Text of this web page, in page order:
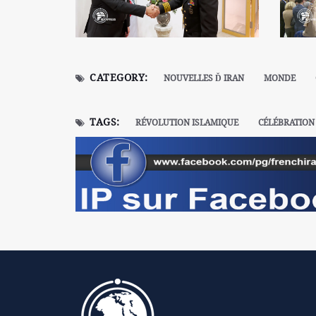
CATEGORY: NOUVELLES Ď IRAN MONDE
TAGS: RÉVOLUTION ISLAMIQUE CÉLÉBRATION